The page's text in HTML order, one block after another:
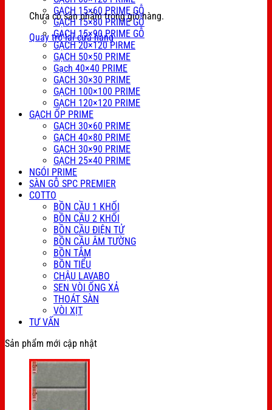
Chưa có sản phẩm trong giỏ hàng.
Quay trở lại cửa hàng
GẠCH 15×60 PRIME GỖ
GẠCH 15×80 PRIME GỖ
GẠCH 15×90 PRIME GỖ
GẠCH 20×120 PIRME
GẠCH 50×50 PRIME
Gạch 40×40 PRIME
GẠCH 30×30 PRIME
GẠCH 100×100 PRIME
GẠCH 120×120 PRIME
GẠCH ỐP PRIME
GẠCH 30×60 PRIME
GẠCH 40×80 PRIME
GẠCH 30×90 PRIME
GẠCH 25×40 PRIME
NGÓI PRIME
SÀN GỖ SPC PREMIER
COTTO
BỒN CẦU 1 KHỐI
BỒN CẦU 2 KHỐI
BỒN CẦU ĐIỆN TỬ
BỒN CẦU ÂM TƯỜNG
BỒN TẮM
BỒN TIỂU
CHẬU LAVABO
SEN VÒI ỐNG XẢ
THOÁT SÀN
VÒI XỊT
TƯ VẤN
Sản phẩm mới cập nhật